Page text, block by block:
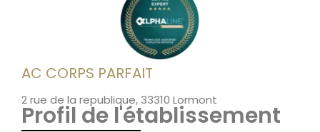
AC CORPS PARFAIT
2 rue de la republique, 33310 Lormont
Profil de l'établissement